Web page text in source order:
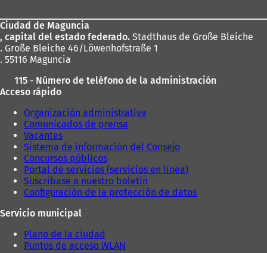
pies
Ciudad de Maguncia
, capital del estado federado. Stadthaus de Große Bleiche
. Große Bleiche 46/Löwenhofstraße 1
. 55116 Maguncia
115 - Número de teléfono de la administración
Acceso rápido
Organización administrativa
Comunicados de prensa
Vacantes
Sistema de información del Consejo
Concursos públicos
Portal de servicios (servicios en línea)
Suscríbase a nuestro boletín
Configuración de la protección de datos
Servicio municipal
Plano de la ciudad
Puntos de acceso WLAN